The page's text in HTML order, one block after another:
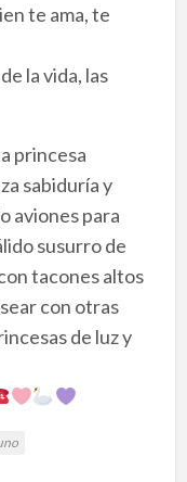
te ama, te
la vida, las
princesa
sabiduría y
aviones para
susurro de
tacones altos
con otras
de luz y